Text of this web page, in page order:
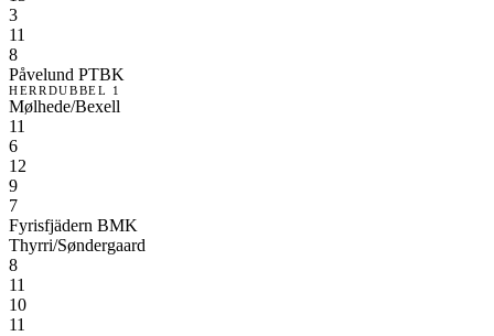
3
11
8
Påvelund PTBK
HERRDUBBEL 1
Mølhede/Bexell
11
6
12
9
7
Fyrisfjädern BMK
Thyrri/Søndergaard
8
11
10
11